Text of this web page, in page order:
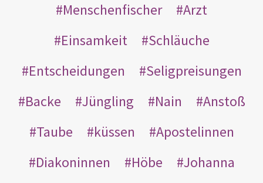
Menschenfischer
Arzt
Einsamkeit
Schläuche
Entscheidungen
Seligpreisungen
Backe
Jüngling Nain
Anstoß
Taube
küssen
Apostelinnen
Diakoninnen
Höbe
Johanna